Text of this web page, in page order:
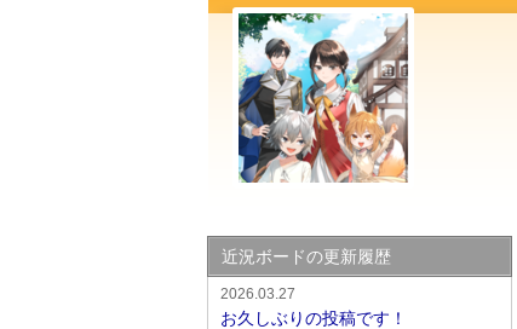
近況ボードの更新履歴
2026.03.27
お久しぶりの投稿です！